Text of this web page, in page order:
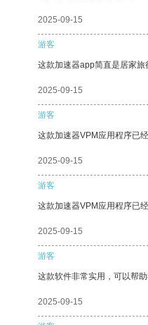
2025-09-15
游客
这款加速器app简直是居家旅
2025-09-15
游客
这款加速器VPM应用程序已
2025-09-15
游客
这款加速器VPM应用程序已
2025-09-15
游客
这款软件非常实用，可以帮
2025-09-15